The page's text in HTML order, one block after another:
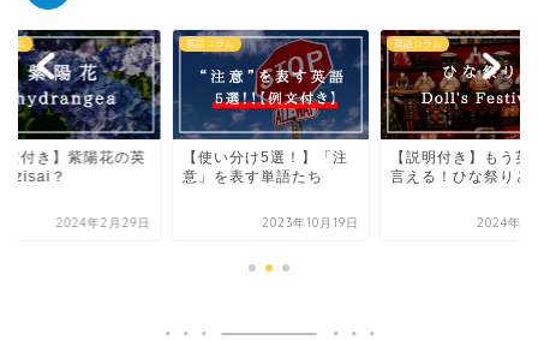
ラム
い分け5選！】「注
を表す単語たち
2023年10月19日
英語コラム
【説明付き】もう英語で
言える！ひな祭りとは
2024年1月31日
英語コラム
【例文付き】紫陽花
語はazisai？
2024年2